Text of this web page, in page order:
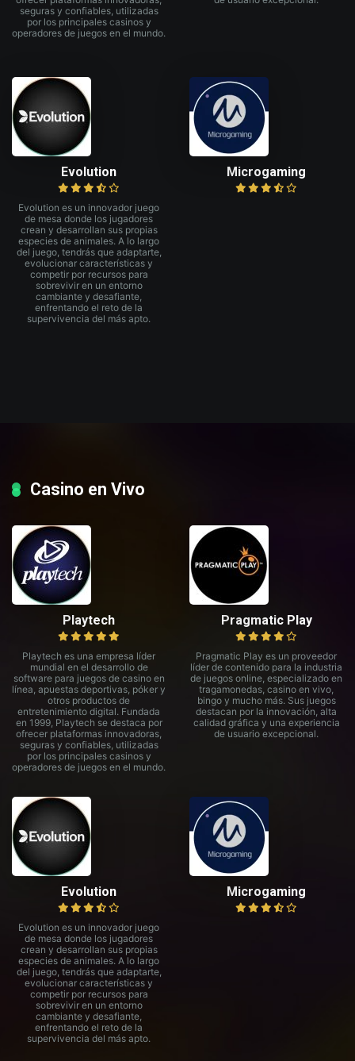
seguras y confiables, utilizadas
por los principales casinos y
operadores de juegos en el mundo.
Evolution
Evolution es un innovador juego
de mesa donde los jugadores
crean y desarrollan sus propias
especies de animales. A lo largo
del juego, tendrás que adaptarte,
evolucionar características y
competir por recursos para
sobrevivir en un entorno
cambiante y desafiante,
enfrentando el reto de la
supervivencia del más apto.
Microgaming
Casino en Vivo
Playtech
Playtech es una empresa líder
mundial en el desarrollo de
software para juegos de casino en
línea, apuestas deportivas, póker y
otros productos de
entretenimiento digital. Fundada
en 1999, Playtech se destaca por
ofrecer plataformas innovadoras,
seguras y confiables, utilizadas
por los principales casinos y
operadores de juegos en el mundo.
Pragmatic Play
Pragmatic Play es un proveedor
líder de contenido para la industria
de juegos online, especializado en
tragamonedas, casino en vivo,
bingo y mucho más. Sus juegos
destacan por la innovación, alta
calidad gráfica y una experiencia
de usuario excepcional.
Evolution
Evolution es un innovador juego
de mesa donde los jugadores
crean y desarrollan sus propias
especies de animales. A lo largo
del juego, tendrás que adaptarte,
evolucionar características y
competir por recursos para
sobrevivir en un entorno
cambiante y desafiante,
enfrentando el reto de la
supervivencia del más apto.
Microgaming